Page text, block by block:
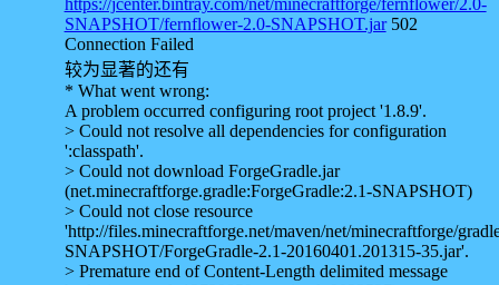
https://jcenter.bintray.com/net/minecraftforge/fernflower/2.0-
SNAPSHOT/fernflower-2.0-SNAPSHOT.jar502
Connection Failed
较为显著的还有
* What went wrong:
A problem occurred configuring root project '1.8.9'.
> Could not resolve all dependencies for configuration
':classpath'.
> Could not download ForgeGradle.jar
(net.minecraftforge.gradle:ForgeGradle:2.1-SNAPSHOT)
> Could not close resource
'http://files.minecraftforge.net/maven/net/minecraftforge/
SNAPSHOT/ForgeGradle-2.1-20160401.201315-35.jar'.
> Premature end of Content-Length delimited message